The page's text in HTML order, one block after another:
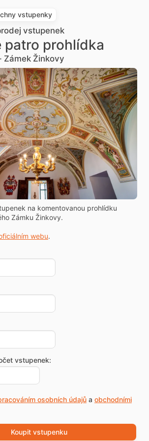
vstupenky
vstupenek
patro prohlídka
Zámek Žinkovy
na komentovanou prohlídku
Zámku Žinkovy.
webu.
vstupenek:
osobních údajůa obchodními
Koupit vstupenku